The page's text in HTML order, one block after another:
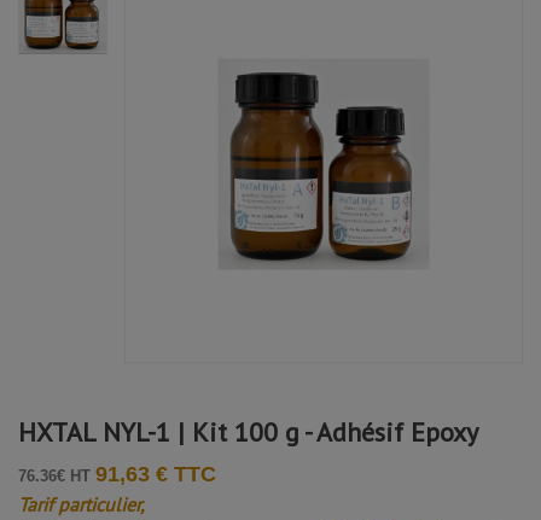
HXTAL NYL-1 | Kit 100 g - Adhésif Epoxy
76.36€ HT 91,63 € TTC
Tarif particulier,